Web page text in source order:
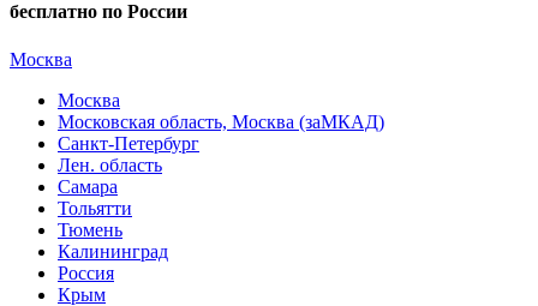
бесплатно по России
Москва
Москва
Московская область, Москва (заМКАД)
Санкт-Петербург
Лен. область
Самара
Тольятти
Тюмень
Калининград
Россия
Крым